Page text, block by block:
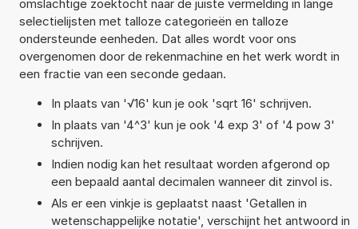
omslachtige zoektocht naar de juiste vermelding in lange
selectielijsten met talloze categorieën en talloze
ondersteunde eenheden. Dat alles wordt voor ons
overgenomen door de rekenmachine en het werk wordt in
een fractie van een seconde gedaan.
In plaats van '√16' kun je ook 'sqrt 16' schrijven.
In plaats van '4^3' kun je ook '4 exp 3' of '4 pow 3'
schrijven.
Indien nodig kan het resultaat worden afgerond op
een bepaald aantal decimalen wanneer dit zinvol is.
Als er een vinkje is geplaatst naast 'Getallen in
wetenschappelijke notatie', verschijnt het antwoord in